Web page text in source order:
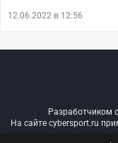
12.06.2022 в 12:56
Разработчиком
На сайте cybersport.ru